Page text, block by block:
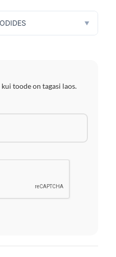
▼
toode on tagasi laos.